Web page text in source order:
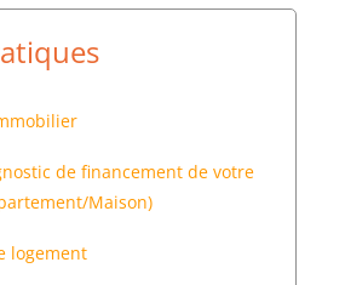
de financement de votre
Maison)
logement